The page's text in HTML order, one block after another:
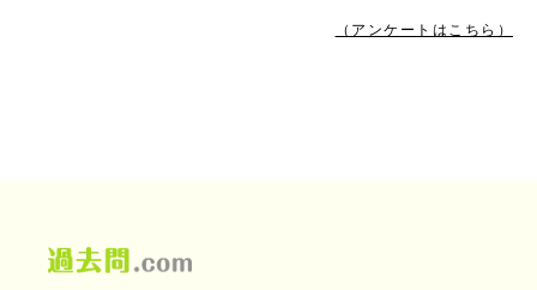
（アンケートはこちら）